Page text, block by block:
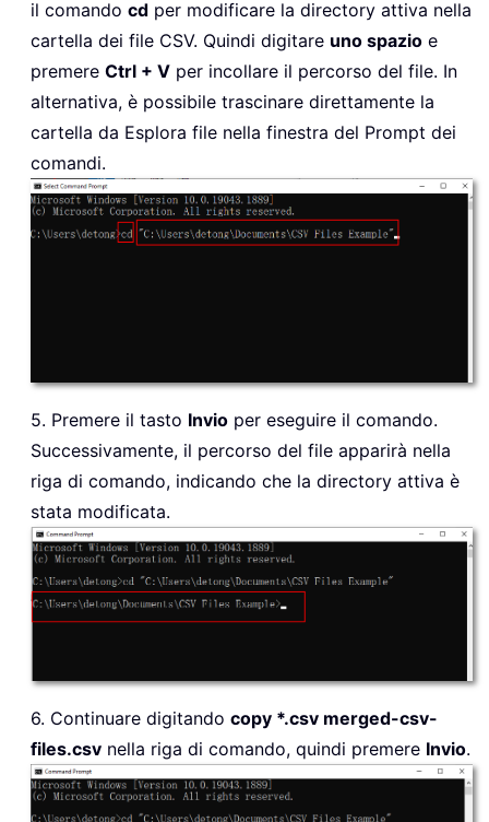
il comando cd per modificare la directory attiva nella
cartella dei file CSV. Quindi digitare uno spazio e
premere Ctrl + V per incollare il percorso del file. In
alternativa, è possibile trascinare direttamente la
cartella da Esplora file nella finestra del Prompt dei
comandi.
5. Premere il tasto Invio per eseguire il comando.
Successivamente, il percorso del file apparirà nella
riga di comando, indicando che la directory attiva è
stata modificata.
6. Continuare digitando copy *.csv merged-csv-
files.csv nella riga di comando, quindi premere Invio.